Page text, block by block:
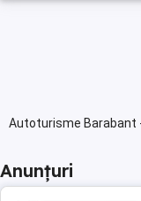
Autoturisme Barabant
Anunțuri